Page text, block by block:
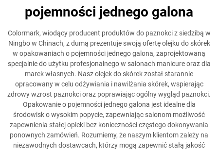
pojemności jednego galona
Colormark, wiodący producent produktów do paznokci z siedzibą w
Ningbo w Chinach, z dumą prezentuje swoją ofertę olejku do skórek
w opakowaniach o pojemności jednego galona, zaprojektowaną
specjalnie do użytku profesjonalnego w salonach manicure oraz dla
marek własnych. Nasz olejek do skórek został starannie
opracowany w celu odżywiania i nawilżania skórek, wspierając
zdrowy wzrost paznokci oraz poprawiając ogólny wygląd paznokci.
Opakowanie o pojemności jednego galona jest idealne dla
środowisk o wysokim popycie, zapewniając salonom możliwość
zapewnienia stałej opieki bez konieczności częstego dokonywania
ponownych zamówień. Rozumiemy, że naszym klientom zależy na
niezawodnych dostawcach, którzy mogą zapewnić stałą jakość